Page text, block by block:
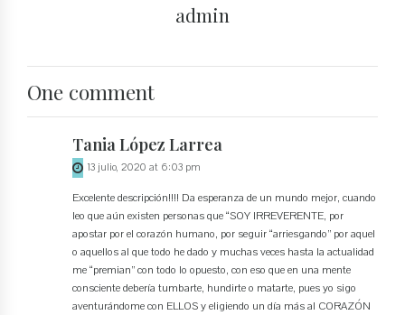
admin
One comment
Tania López Larrea
13 julio, 2020 at 6:03 pm
Excelente descripción!!!! Da esperanza de un mundo mejor, cuando
leo que aún existen personas que “SOY IRREVERENTE, por
apostar por el corazón humano, por seguir “arriesgando” por aquel
o aquellos al que todo he dado y muchas veces hasta la actualidad
me “premian” con todo lo opuesto, con eso que en una mente
consciente debería tumbarte, hundirte o matarte, pues yo sigo
aventurándome con ELLOS y eligiendo un día más al CORAZÓN